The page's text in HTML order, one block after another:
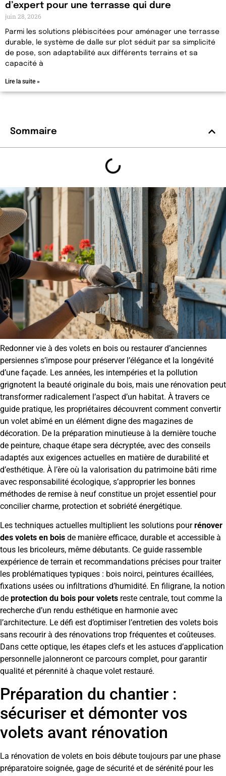
Sommaire
Redonner vie à des volets en bois ou restaurer d’anciennes
persiennes s’impose pour préserver l’élégance et la longévité
d’une façade. Les années, les intempéries et la pollution
grignotent la beauté originale du bois, mais une rénovation peut
transformer radicalement l’aspect d’un habitat. À travers ce
guide pratique, les propriétaires découvrent comment convertir
un volet abîmé en un élément digne des magazines de
décoration. De la préparation minutieuse à la dernière touche
de peinture, chaque étape sera décryptée, avec des conseils
adaptés aux exigences actuelles en matière de durabilité et
d’esthétique. À l’ère où la valorisation du patrimoine bâti rime
avec responsabilité écologique, s’approprier les bonnes
méthodes de remise à neuf constitue un projet essentiel pour
concilier charme, protection et sobriété énergétique.
Les techniques actuelles multiplient les solutions pourrénover
des volets en bois de manière efficace, durable et accessible à
tous les bricoleurs, même débutants. Ce guide rassemble
expérience de terrain et recommandations précises pour traiter
les problématiques typiques : bois noirci, peintures écaillées,
fixations usées ou infiltrations d’humidité. En filigrane, la notion
de protection du bois pour volets reste centrale, tout comme la
recherche d’un rendu esthétique en harmonie avec
l’architecture. Le défi est d’optimiser l’entretien des volets bois
sans recourir à des rénovations trop fréquentes et coûteuses.
Dans cette optique, les étapes clefs et les astuces d’application
personnelle jalonneront ce parcours complet, pour garantir
qualité et pérennité à chaque volet restauré.
Préparation du chantier :
sécuriser et démonter vos
volets avant rénovation
La rénovation de volets en bois débute toujours par une phase
préparatoire soignée, gage de sécurité et de sérénité pour les
d’expert pour une terrasse qui dure
juin 28, 2026
Parmi les solutions plébiscitées pour aménager une terrasse
durable, le système de dalle sur plot séduit par sa simplicité
de pose, son adaptabilité aux différents terrains et sa
capacité à
Lire la suite »